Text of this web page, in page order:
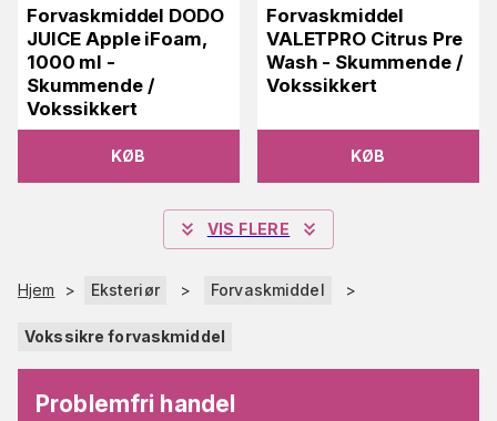
Forvaskmiddel DODO
JUICE Apple iFoam,
1000 ml -
Skummende /
Vokssikkert
KØB
Forvaskmiddel
VALETPRO Citrus Pre
Wash - Skummende /
Vokssikkert
KØB
VIS FLERE
Hjem > Eksteriør > Forvaskmiddel >
Vokssikre forvaskmiddel
Problemfri handel